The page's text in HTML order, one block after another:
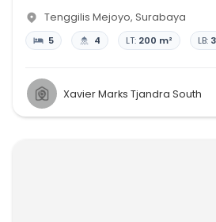
Tenggilis Mejoyo, Surabaya
5 4 LT: 200 m² LB:
Xavier Marks Tjandra South